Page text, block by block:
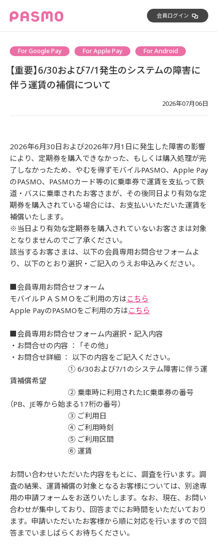
会員ログイン
【重要】6/30および7/1発生のシステムの障害に
伴う運賃の補償について
For Google Pay For Apple Pay For Android
2026年07月06日
2026年6月30日および2026年7月1日に発生した障害の影響
により、定期券を購入できなかった、もしくは購入処理が完
了しなかったため、やむを得ずモバイルPASMO、Apple Pay
のPASMO、PASMOカード等のIC乗車券で運賃を支払って鉄
道・バスに乗車されたお客さまが、その後同日より有効な定
期券を購入されている場合には、お支払いいただいた運賃を
補償いたします。
※当日より有効な定期券を購入されていないお客さまは対象
となりませんのでご了承ください。
該当するお客さまは、以下の会員専用お問合せフォームよ
り、以下のとおり選択・ご記入のうえお申込みください。
■会員専用お問合せフォーム
モバイルＰＡＳＭＯをご利用の方はこちら
Apple PayのPASMOをご利用の方はこちら
■会員専用お問合せフォーム内選択・記入内容
・お問合せの内容 ： 「その他」
・お問合せ詳細 ： 以下の内容をご記入ください。
① 6/30および7/1のシステム障害に伴う運
賃補償希望
② 乗車時に利用されたIC乗車券の番号
（PB、JE等から始まる17桁の番号）
③ ご利用日
④ ご利用時刻
⑤ ご利用区間
⑥ 運賃
お問い合わせいただいた内容をもとに、調査を行います。調
査の結果、運賃補償の対象となるお客様については、別途専
用の申請フォームをお送りいたします。なお、現在、お問い
合わせが集中しており、回答までにお時間をいただいており
ます。申請いただいたお客様から順に対応を行いますので回
答までいましばらくお待ちください。